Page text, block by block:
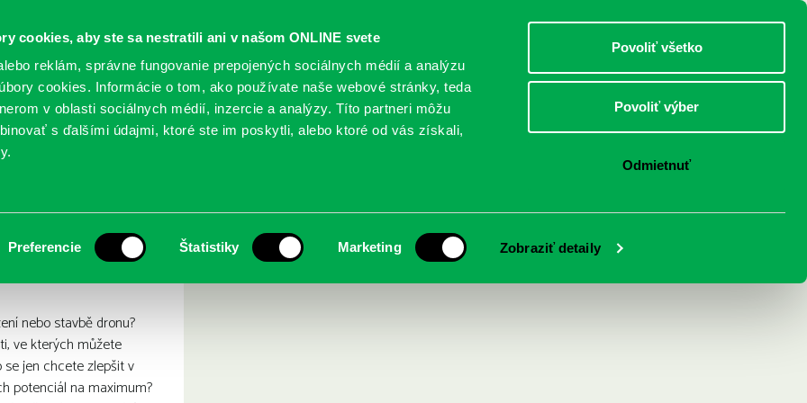
cookies, aby ste sa nestratili ani v našom ONLINE svete
reklám, správne fungovanie prepojených sociálnych médií a analýzu
cookies. Informácie o tom, ako používate naše webové stránky, teda
v oblasti sociálnych médií, inzercie a analýzy. Títo partneri môžu
s ďalšími údajmi, ktoré ste im poskytli, alebo ktoré od vás získali,
Preferencie Štatistiky Marketing Zobraziť detaily
Povoliť všetko
Povoliť výber
Odmietnuť
DOSPELÍ
SLUŽBY PODUJATIA POBOČKY O KNIŽNICI
Drony
nebo stavbě dronu?
ve kterých můžete
se jen chcete zlepšit v
potenciál na maximum?